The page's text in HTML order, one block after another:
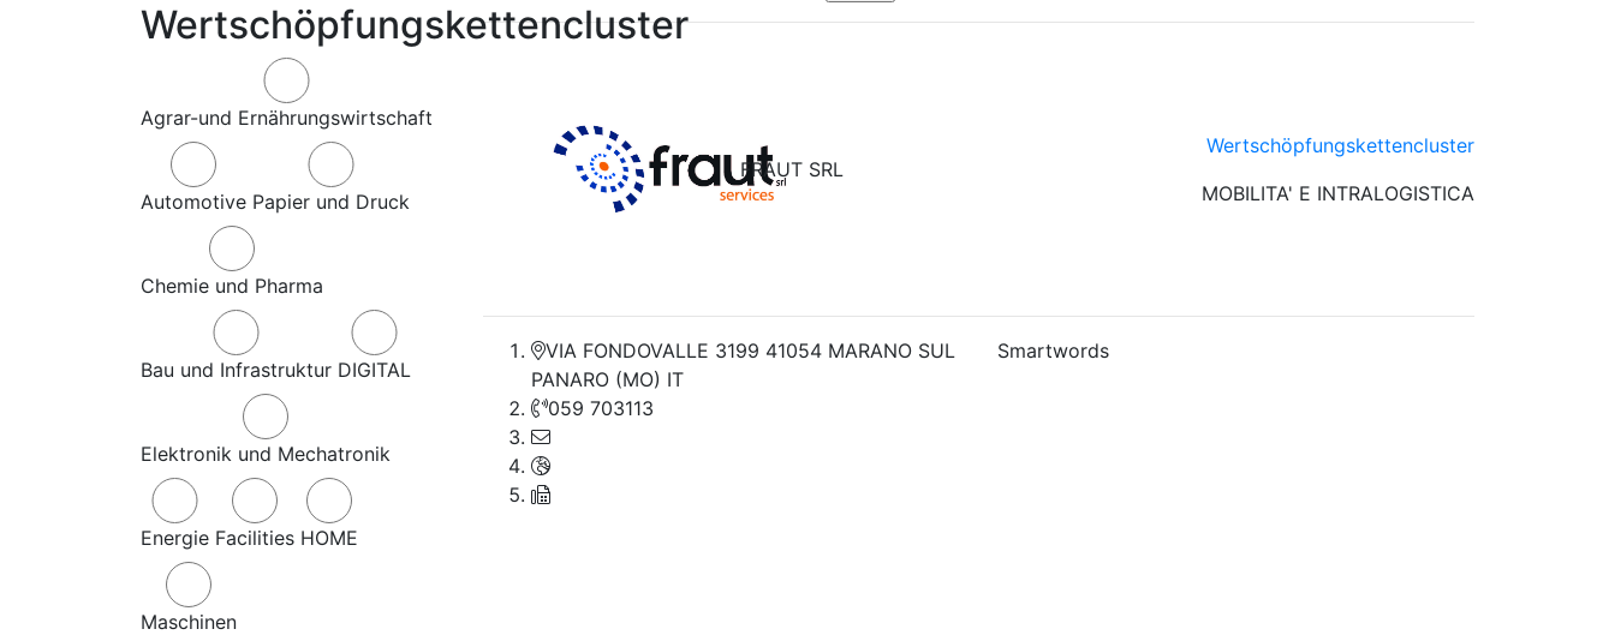
Wertschöpfungskettencluster
Agrar-und Ernährungswirtschaft
Automotive Papier und Druck
Chemie und Pharma
Bau und Infrastruktur DIGITAL
Elektronik und Mechatronik
Energie Facilities HOME
Maschinen
FRAUT SRL
Wertschöpfungskettencluster
MOBILITA' E INTRALOGISTICA
VIA FONDOVALLE 3199 41054 MARANO SUL
PANARO (MO) IT
059 703113
Smartwords